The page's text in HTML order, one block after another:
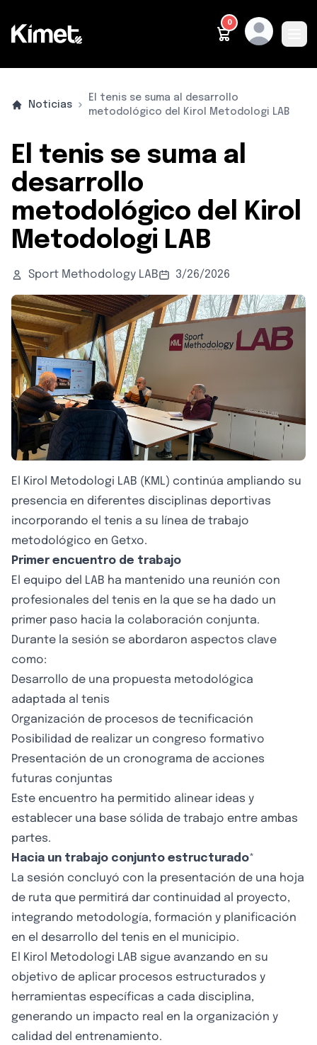
0
Noticias
El tenis se suma al desarrollo
metodológico del Kirol Metodologi LAB
El tenis se suma al
desarrollo
metodológico del Kirol
Metodologi LAB
Sport Methodology LAB 3/26/2026
El Kirol Metodologi LAB (KML) continúa ampliando su
presencia en diferentes disciplinas deportivas
incorporando el tenis a su línea de trabajo
metodológico en Getxo.
Primer encuentro de trabajo
El equipo del LAB ha mantenido una reunión con
profesionales del tenis en la que se ha dado un
primer paso hacia la colaboración conjunta.
Durante la sesión se abordaron aspectos clave
como:
Desarrollo de una propuesta metodológica
adaptada al tenis
Organización de procesos de tecnificación
Posibilidad de realizar un congreso formativo
Presentación de un cronograma de acciones
futuras conjuntas
Este encuentro ha permitido alinear ideas y
establecer una base sólida de trabajo entre ambas
partes.
Hacia un trabajo conjunto estructurado*
La sesión concluyó con la presentación de una hoja
de ruta que permitirá dar continuidad al proyecto,
integrando metodología, formación y planificación
en el desarrollo del tenis en el municipio.
El Kirol Metodologi LAB sigue avanzando en su
objetivo de aplicar procesos estructurados y
herramientas específicas a cada disciplina,
generando un impacto real en la organización y
calidad del entrenamiento.